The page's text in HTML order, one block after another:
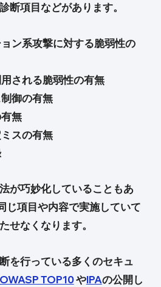
断項目などがあります。
ン系攻撃に対する脆弱性の
される脆弱性の有無
御の有無
無
スの有無
が巧妙化していることもあ
じ項目や内容で実施していて
せなくなります。
を行っている多くのセキュ
OWASP TOP10やIPAの公開し